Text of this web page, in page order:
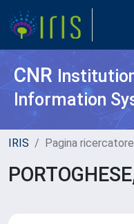
CNR
Information
IRIS Pagina ricercatore